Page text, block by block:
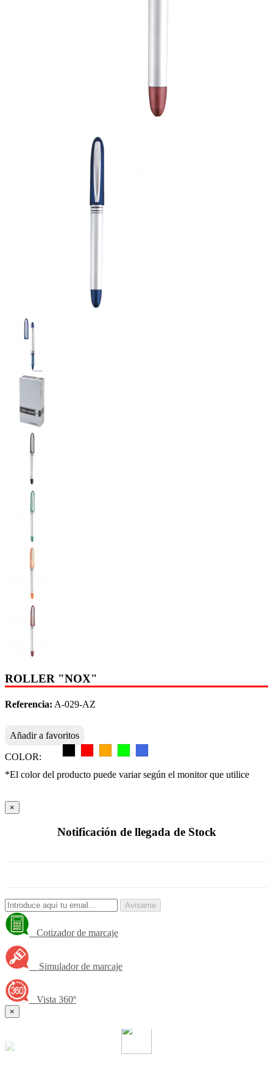
ROLLER "NOX"
Referencia: A-029-AZ
Añadir a favoritos
COLOR:
*El color del producto puede variar según el monitor que utilice
×
Notificación de llegada de Stock
Avisame
Cotizador de marcaje
Simulador de marcaje
Vista 360º
×